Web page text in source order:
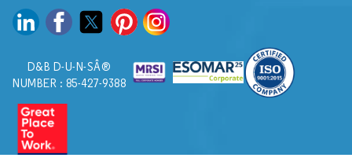
D&B D-U-N-SÂ®
NUMBER : 85-427-9388